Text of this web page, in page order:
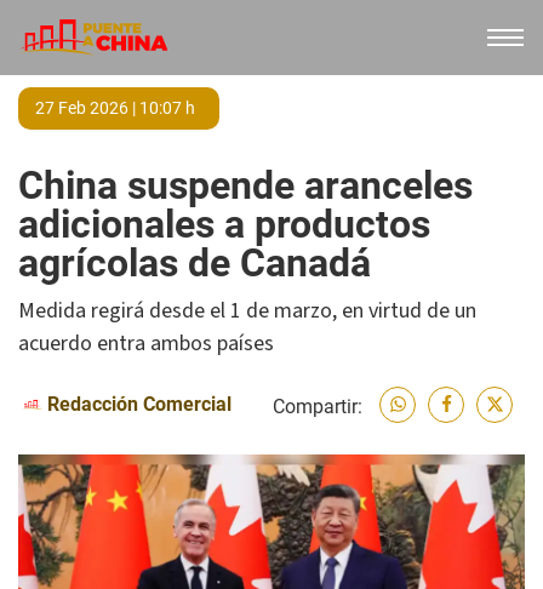
27 Feb 2026 | 10:07 h
China suspende aranceles
adicionales a productos
agrícolas de Canadá
Medida regirá desde el 1 de marzo, en virtud de un
acuerdo entra ambos países
Redacción Comercial Compartir: